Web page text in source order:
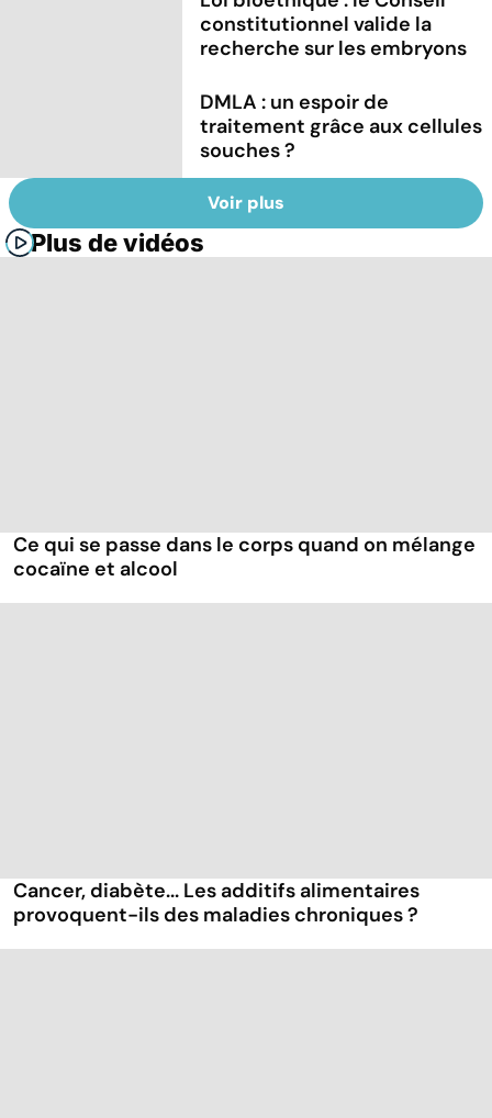
constitutionnel valide la
recherche sur les embryons
DMLA : un espoir de
traitement grâce aux cellules
souches ?
Voir plus
Plus de vidéos
Ce qui se passe dans le corps quand on mélange
cocaïne et alcool
Cancer, diabète... Les additifs alimentaires
provoquent-ils des maladies chroniques ?